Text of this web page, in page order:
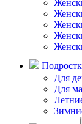
Для
Для